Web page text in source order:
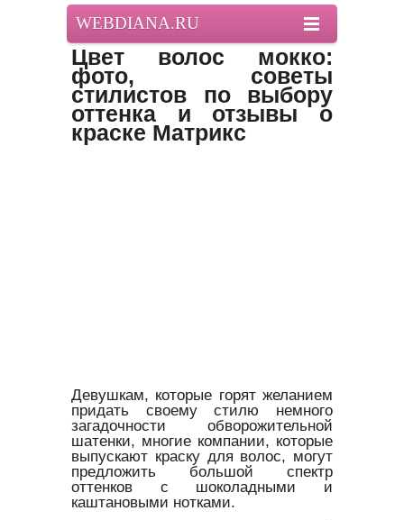
WEBDIANA.RU
Цвет волос мокко:
фото, советы
стилистов по выбору
оттенка и отзывы о
краске Матрикс
Девушкам, которые горят желанием
придать своему стилю немного
загадочности обворожительной
шатенки, многие компании, которые
выпускают краску для волос, могут
предложить большой спектр
оттенков с шоколадными и
каштановыми нотками.